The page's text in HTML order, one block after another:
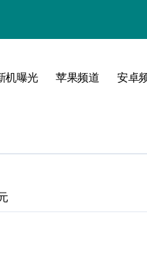
机曝光 苹果频道 安卓